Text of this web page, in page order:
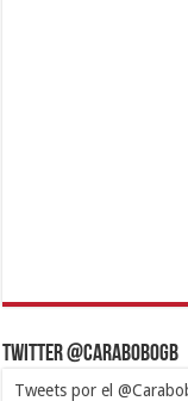
Twitter @CaraboboGB
Tweets por el